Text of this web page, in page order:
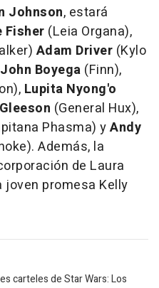
Johnson, estará
Fisher (Leia Organa),
Adam Driver (Kylo
John Boyega (Finn),
Lupita Nyong'o
Gleeson (General Hux),
Phasma) yAndy
Además, la
de Laura
joven promesa Kelly
carteles de Star Wars: Los